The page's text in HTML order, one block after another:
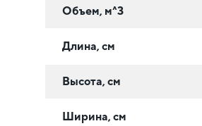
Объем, м^3
Длина, см
Высота, см
Ширина, см